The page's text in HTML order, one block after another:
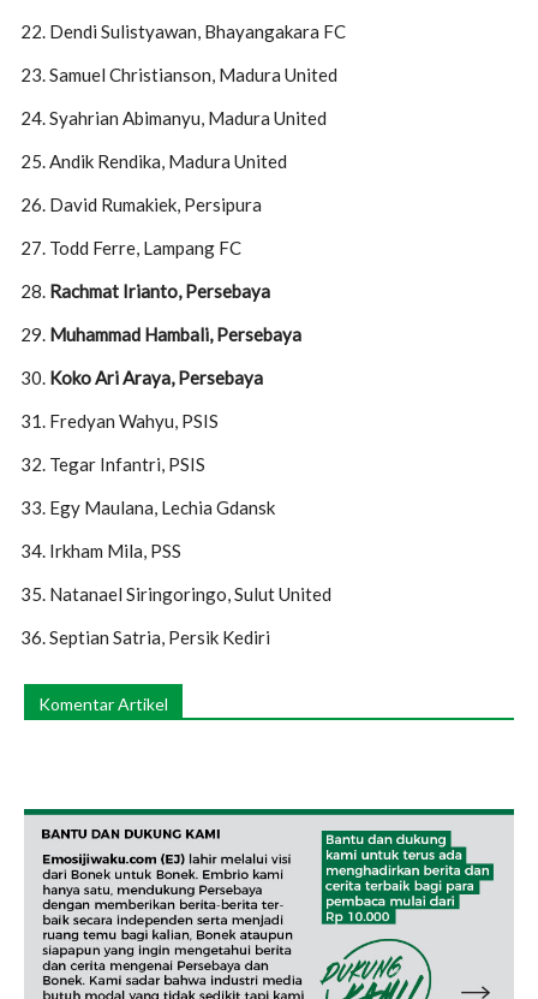
Dendi Sulistyawan, Bhayangakara FC
Samuel Christianson, Madura United
Syahrian Abimanyu, Madura United
Andik Rendika, Madura United
David Rumakiek, Persipura
Todd Ferre, Lampang FC
Rachmat Irianto, Persebaya
Muhammad Hambali, Persebaya
Koko Ari Araya, Persebaya
Fredyan Wahyu, PSIS
Tegar Infantri, PSIS
Egy Maulana, Lechia Gdansk
Irkham Mila, PSS
Natanael Siringoringo, Sulut United
Septian Satria, Persik Kediri
Komentar Artikel